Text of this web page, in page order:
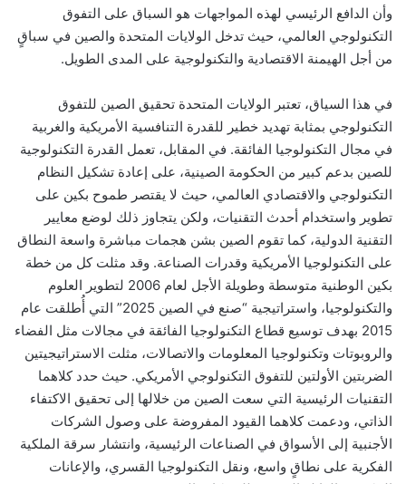
وأن الدافع الرئيسي لهذه المواجهات هو السباق على التفوق
التكنولوجي العالمي، حيث تدخل الولايات المتحدة والصين في سباقٍ
من أجل الهيمنة الاقتصادية والتكنولوجية على المدى الطويل.
في هذا السياق، تعتبر الولايات المتحدة تحقيق الصين للتفوق
التكنولوجي بمثابة تهديد خطير للقدرة التنافسية الأمريكية والغربية
في مجال التكنولوجيا الفائقة. في المقابل، تعمل القدرة التكنولوجية
للصين بدعم كبير من الحكومة الصينية، على إعادة تشكيل النظام
التكنولوجي والاقتصادي العالمي، حيث لا يقتصر طموح بكين على
تطوير واستخدام أحدث التقنيات، ولكن يتجاوز ذلك لوضع معايير
التقنية الدولية، كما تقوم الصين بشن هجمات مباشرة واسعة النطاق
على التكنولوجيا الأمريكية وقدرات الصناعة. وقد مثلت كل من خطة
بكين الوطنية متوسطة وطويلة الأجل لعام 2006 لتطوير العلوم
والتكنولوجيا، واستراتيجية “صنع في الصين 2025” التي أُطلقت عام
2015 بهدف توسيع قطاع التكنولوجيا الفائقة في مجالات مثل الفضاء
والروبوتات وتكنولوجيا المعلومات والاتصالات، مثلت الاستراتيجيتين
الضربتين الأولتين للتفوق التكنولوجي الأمريكي. حيث حدد كلاهما
التقنيات الرئيسية التي سعت الصين من خلالها إلى تحقيق الاكتفاء
الذاتي، ودعمت كلاهما القيود المفروضة على وصول الشركات
الأجنبية إلى الأسواق في الصناعات الرئيسية، وانتشار سرقة الملكية
الفكرية على نطاقٍ واسع، ونقل التكنولوجيا القسري، والإعانات